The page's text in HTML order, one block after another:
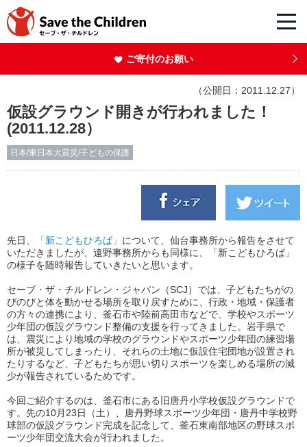
ご寄付のお願い
（公開日：2011.12.27）
仮設グラウンド開きが行われました！
(2011.12.28）
日本/東日本大震災/子どもの保護
先日、 「新こどもひろば」 について、仙台事務所から報告をさせて
いただきましたが、遠野事務所からも同様に、「新こどもひろば」
の様子を随時報告していきたいと思います。
セーブ・ザ・チルドレン・ジャパン（SCJ）では、子どもたちがの
びのびと体を動かせる場所を取り戻すために、行政・地域・保護者
の方々の連携により、釜石市や陸前高田市などで、学校やスポーツ
少年団の仮設グラウンド整備の支援を行ってきました。岩手県で
は、震災により地域の学校のグラウンドやスポーツ少年団の練習場
所が被災してしまったり、それらの土地に仮設住宅団地が設置され
たりするなど、子どもたちが思い切りスポーツを楽しめる場所の減
少が報告されているためです。
今回ご紹介するのは、釜石市にある旧唐丹小学校仮設グラウンドで
す。先の10月23日（土）、唐丹野球スポーツ少年団・唐丹中学校野
球部の仮設グラウンド完成を記念して、釜石東南部地区の野球スポ
ーツ少年団交流大会が行われました。